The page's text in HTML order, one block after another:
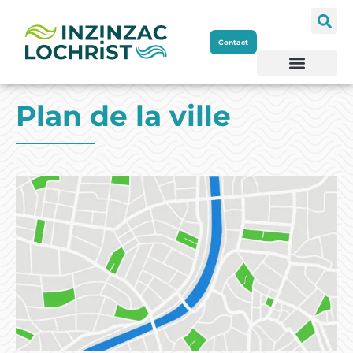
Aller
au
contenu
Contact
Plan de la ville